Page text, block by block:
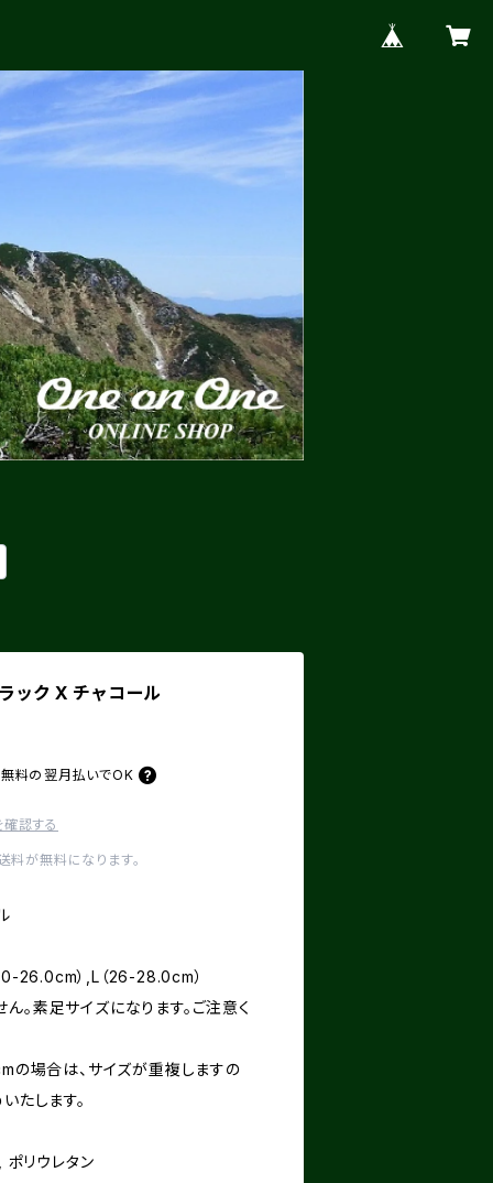
ック X チャコール
料の 翌月払いでOK
認する
が無料になります。
26.0cm）,L（26-28.0cm）
。素足サイズになります。ご注意く
の場合は、サイズが重複しますの
たします。
ポリウレタン